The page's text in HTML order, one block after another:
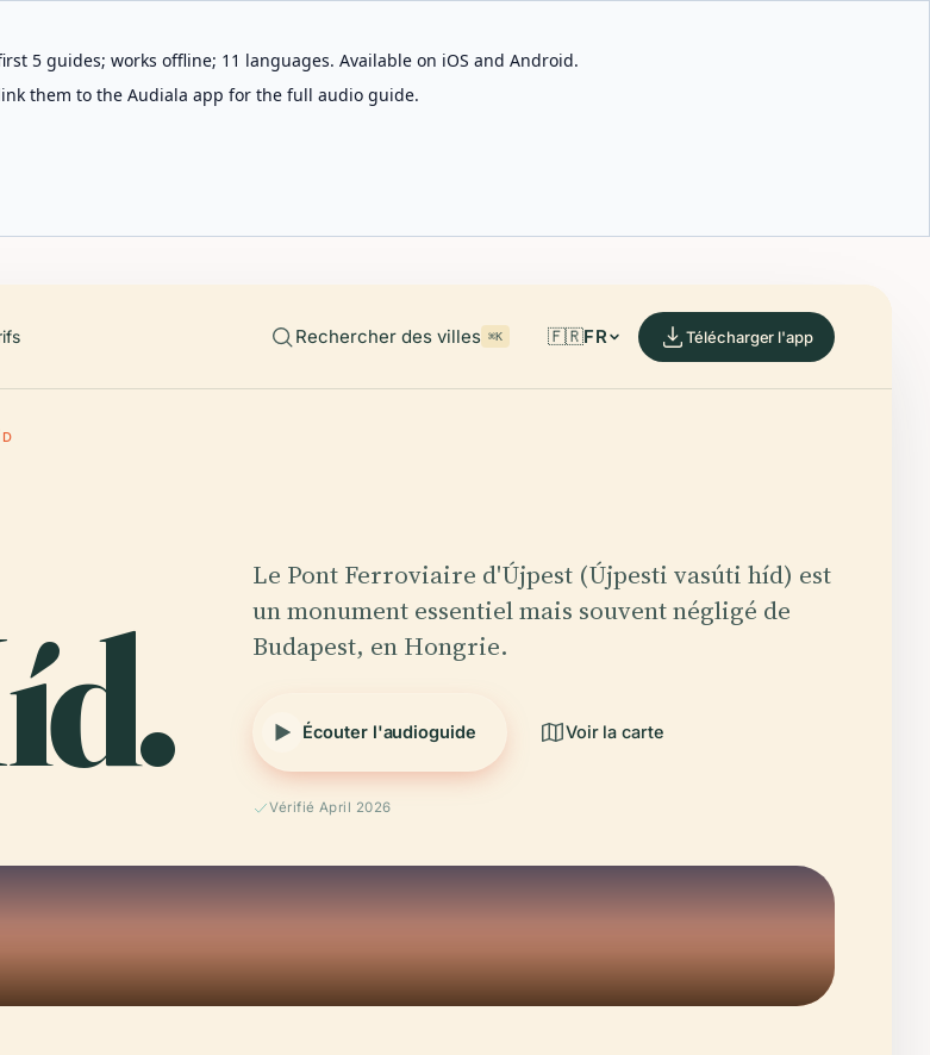
5 guides; works offline; 11 languages. Available on iOS and Android.
them to the Audiala app for the full audio guide.
Rechercher des villes ⌘K 🇫🇷FR Télécharger l'app
Le Pont Ferroviaire d'Újpest (Újpesti vasúti híd) est
un monument essentiel mais souvent négligé de
Budapest, en Hongrie.
Écouter l'audioguide Voir la carte
Vérifié April 2026